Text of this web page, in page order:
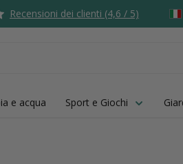
Recensioni dei clienti (4,6 / 5)
e acqua Sport e Giochi